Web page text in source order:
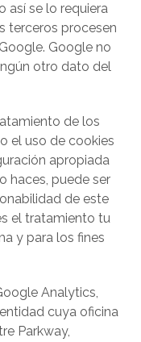
así se lo requiera
terceros procesen
Google no
otro dato del
de los
el uso de cookies
apropiada
haces, puede ser
de este
el tratamiento tu
y para los fines
Analytics,
cuya oficina
Parkway,